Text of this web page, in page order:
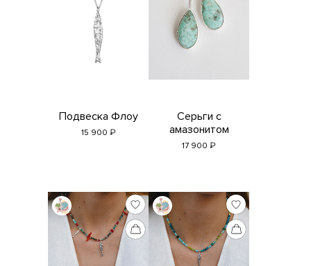
Подвеска Флоу
15 900 ₽
Серьги с
амазонитом
17 900 ₽